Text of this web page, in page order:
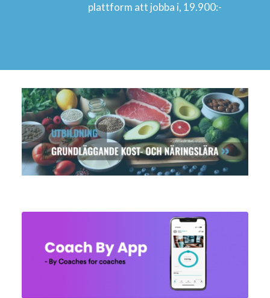
plattform att jobba i, 19.900:-